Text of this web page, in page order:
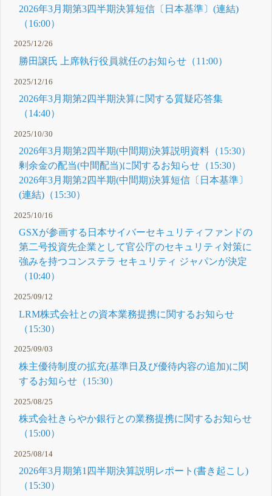
2026年3月期第3四半期決算短信〔日本基準〕(連結)
（16:00）
2025/12/26
勝田譲氏 上席執行役員就任のお知らせ（11:00）
2025/12/16
2026年3月期第2四半期決算に関する質疑応答集
（14:40）
2025/10/30
2026年3月期第2四半期(中間期)決算説明資料（15:30）
剰余金の配当(中間配当)に関するお知らせ（15:30）
2026年3月期第2四半期(中間期)決算短信〔日本基準〕
(連結)（15:30）
2025/10/16
GSXが参画する日本サイバーセキュリティファンドの
第二号投資先企業として官公庁のセキュリティ対策に
強みを持つコンステラ セキュリティ ジャパンが決定
（10:40）
2025/09/12
LRM株式会社との資本業務提携に関するお知らせ
（15:30）
2025/09/03
株主優待制度の拡充(基準日及び優待内容の追加)に関
するお知らせ（15:30）
2025/08/25
株式会社きらやか銀行との業務提携に関するお知らせ
（15:00）
2025/08/14
2026年3月期第1四半期決算説明レポート(書き起こし)
（15:30）